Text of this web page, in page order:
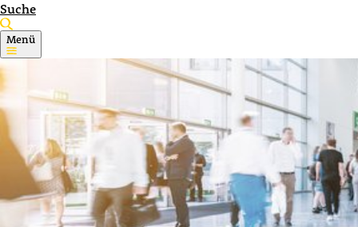
Suche
Menü